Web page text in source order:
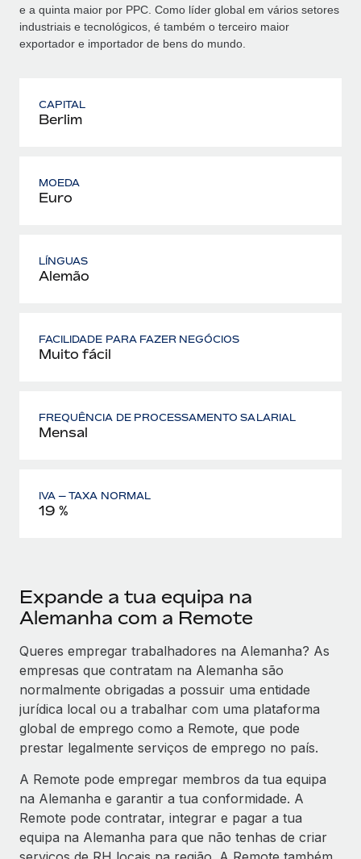
e a quinta maior por PPC. Como líder global em vários setores
industriais e tecnológicos, é também o terceiro maior
exportador e importador de bens do mundo.
CAPITAL
Berlim
MOEDA
Euro
LÍNGUAS
Alemão
FACILIDADE PARA FAZER NEGÓCIOS
Muito fácil
FREQUÊNCIA DE PROCESSAMENTO SALARIAL
Mensal
IVA — TAXA NORMAL
19 %
Expande a tua equipa na
Alemanha com a Remote
Queres empregar trabalhadores na Alemanha? As
empresas que contratam na Alemanha são
normalmente obrigadas a possuir uma entidade
jurídica local ou a trabalhar com uma plataforma
global de emprego como a Remote, que pode
prestar legalmente serviços de emprego no país.
A Remote pode empregar membros da tua equipa
na Alemanha e garantir a tua conformidade. A
Remote pode contratar, integrar e pagar a tua
equipa na Alemanha para que não tenhas de criar